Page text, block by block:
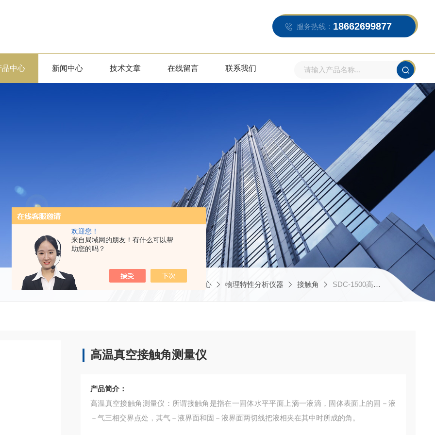
欢迎您！
来自局域网的朋友！有什么可以帮
助您的吗？
服务热线： 18662699877
品中心 新闻中心 技术文章 在线留言 联系我们
当前位置：首页 产品中心 物理特性分析仪器 接触角 SDC-1500高温真空接触角测量仪
高温真空接触角测量仪
产品简介：
高温真空接触角测量仪：所谓接触角是指在一固体水平平面上滴一液滴，固体表面上的固－液
－气三相交界点处，其气－液界面和固－液界面两切线把液相夹在其中时所成的角。